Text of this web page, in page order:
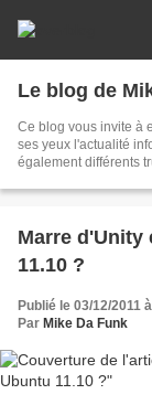
Le blog de
Ce blog vous invite à
ses yeux l'actualité
également différents
Marre d'Unity
11.10 ?
Publié le 03/12/2011
Par Mike Da Funk